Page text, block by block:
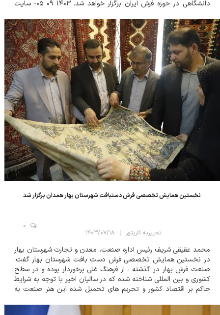
دانشگاهی در حوزه فرش ایران برگزار خواهد شد. ۱۴۰۳ ۰۹ ۰۵- سایت
عالی فرش ایران با هدف...
نخستین همایش تخصصی فرش دستبافت شهرستان بهار همدان برگزار شد
تحریریه کارپتور ۱۴۰۳/۰۷/۱۸
0
محمد عقیقی شریف رئیس اداره صنعت، معدن و تجارت شهرستان بهار
در نخستین همایش تخصصی فرش دست بافت شهرستان بهار گفت:
صنعت فرش بهار در گذشته ، از فرهنگ غنی برخوردار بوده و در سطح
کشوری و بین المللی شناخته شده که در سالیان اخیر با توجه به شرایط
حاکم بر اقتصاد کشور و تحریم های تحمیل شده این هنر صنعت به
- کارپتور رئیس اداره صنعت، م...